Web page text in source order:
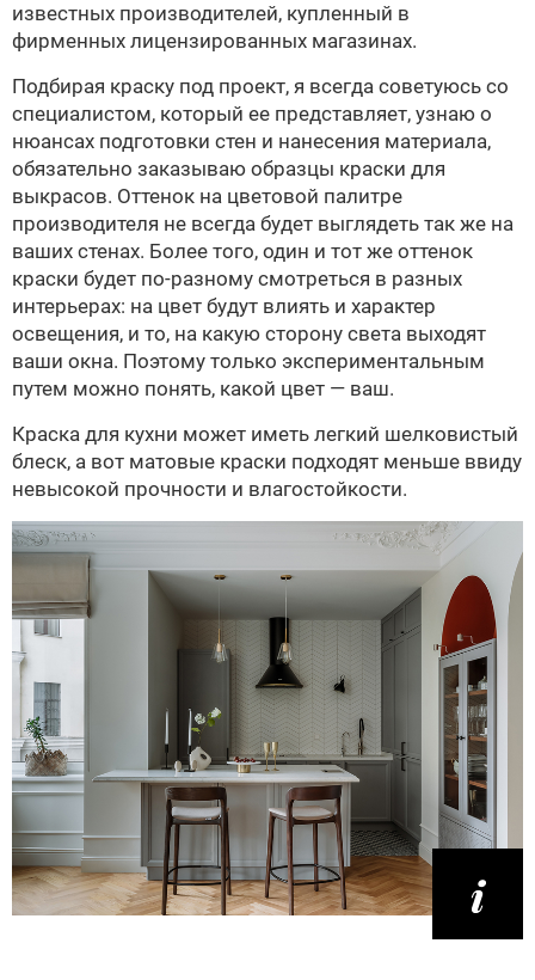
известных производителей, купленный в
фирменных лицензированных магазинах.
Подбирая краску под проект, я всегда советуюсь со
специалистом, который ее представляет, узнаю о
нюансах подготовки стен и нанесения материала,
обязательно заказываю образцы краски для
выкрасов. Оттенок на цветовой палитре
производителя не всегда будет выглядеть так же на
ваших стенах. Более того, один и тот же оттенок
краски будет по-разному смотреться в разных
интерьерах: на цвет будут влиять и характер
освещения, и то, на какую сторону света выходят
ваши окна. Поэтому только экспериментальным
путем можно понять, какой цвет — ваш.
Краска для кухни может иметь легкий шелковистый
блеск, а вот матовые краски подходят меньше ввиду
невысокой прочности и влагостойкости.